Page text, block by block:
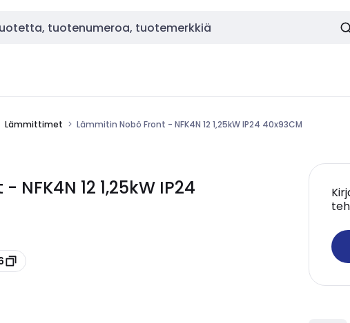
Lämmittimet Lämmitin Nobö Front - NFK4N 12 1,25kW IP24 40x93CM
12 1,25kW IP24